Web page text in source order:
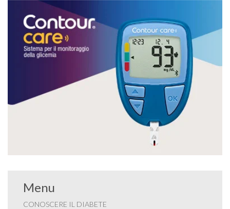
Menu
CONOSCERE IL DIABETE